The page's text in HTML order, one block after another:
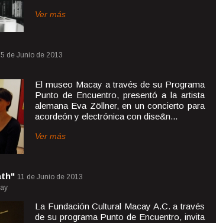
Ver más
de Junio de 2013
El museo Macay a través de su Programa
Punto de Encuentro, presentó a la artista
alemana Eva Zöllner, en un concierto para
acordeón y electrónica con dise&n...
Ver más
11 de Junio de 2013
La Fundación Cultural Macay A.C. a través
de su programa Punto de Encuentro, invita